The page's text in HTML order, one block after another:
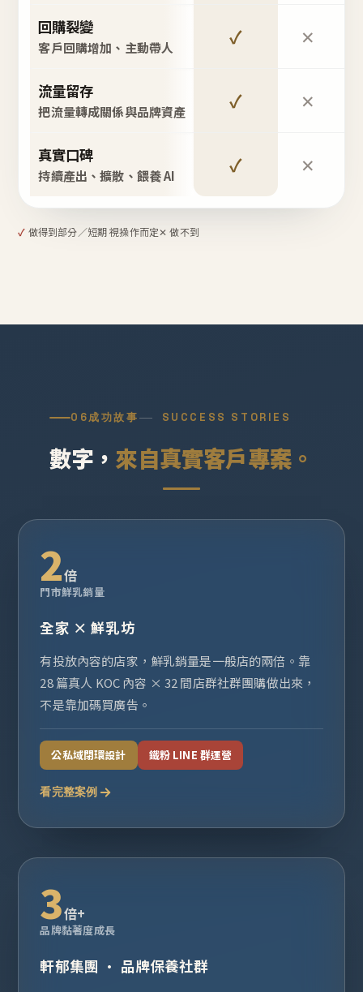
回購裂變
客戶回購增加、主動帶人 ✓ ✕
流量留存
把流量轉成關係與品牌資產 ✓ ✕
真實口碑
持續產出、擴散、餵養 AI ✓ ✕
✓ 做得到部分／短期 視操作而定✕ 做不到
06成功故事 SUCCESS STORIES
數字， 來自真實客戶專案。
2倍
門市鮮乳銷量
全家 × 鮮乳坊
有投放內容的店家，鮮乳銷量是一般店的兩倍。靠
28 篇真人 KOC 內容 × 32 間店群社群團購做出來，
不是靠加碼買廣告。
公私域閉環設計 鐵粉 LINE 群運營
看完整案例
3倍+
品牌黏著度成長
軒郁集團 · 品牌保養社群